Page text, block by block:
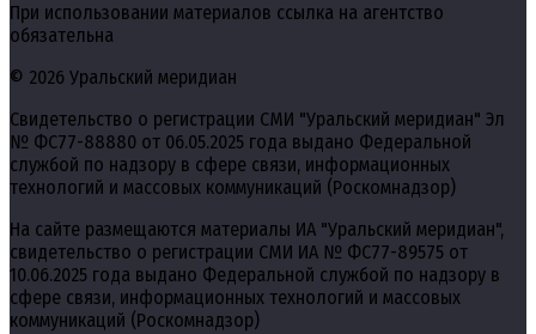
При использовании материалов ссылка на агентство
обязательна
© 2026 Уральский меридиан
Свидетельство о регистрации СМИ "Уральский меридиан" Эл
№ ФС77-88880 от 06.05.2025 года выдано Федеральной
службой по надзору в сфере связи, информационных
технологий и массовых коммуникаций (Роскомнадзор)
На сайте размещаются материалы ИА "Уральский меридиан",
свидетельство о регистрации СМИ ИА № ФС77-89575 от
10.06.2025 года выдано Федеральной службой по надзору в
сфере связи, информационных технологий и массовых
коммуникаций (Роскомнадзор)